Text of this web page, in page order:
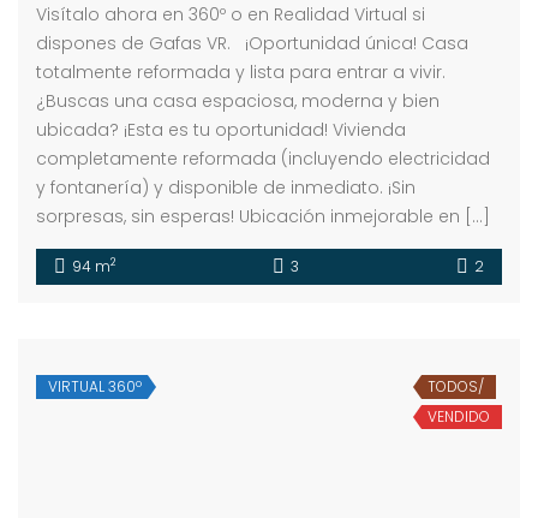
Visítalo ahora en 360º o en Realidad Virtual si
dispones de Gafas VR. ¡Oportunidad única! Casa
totalmente reformada y lista para entrar a vivir.
¿Buscas una casa espaciosa, moderna y bien
ubicada? ¡Esta es tu oportunidad! Vivienda
completamente reformada (incluyendo electricidad
y fontanería) y disponible de inmediato. ¡Sin
sorpresas, sin esperas! Ubicación inmejorable en […]
94 m2 3 2
VIRTUAL 360º
TODOS/
VENDIDO